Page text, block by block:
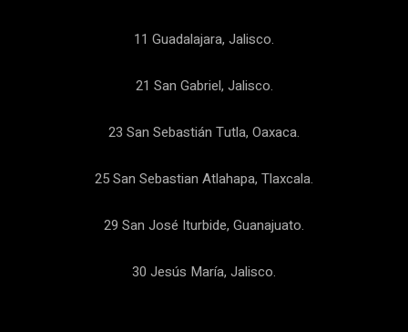
11 Guadalajara, Jalisco.
21 San Gabriel, Jalisco.
23 San Sebastián Tutla, Oaxaca.
25 San Sebastian Atlahapa, Tlaxcala.
29 San José Iturbide, Guanajuato.
30 Jesús María, Jalisco.